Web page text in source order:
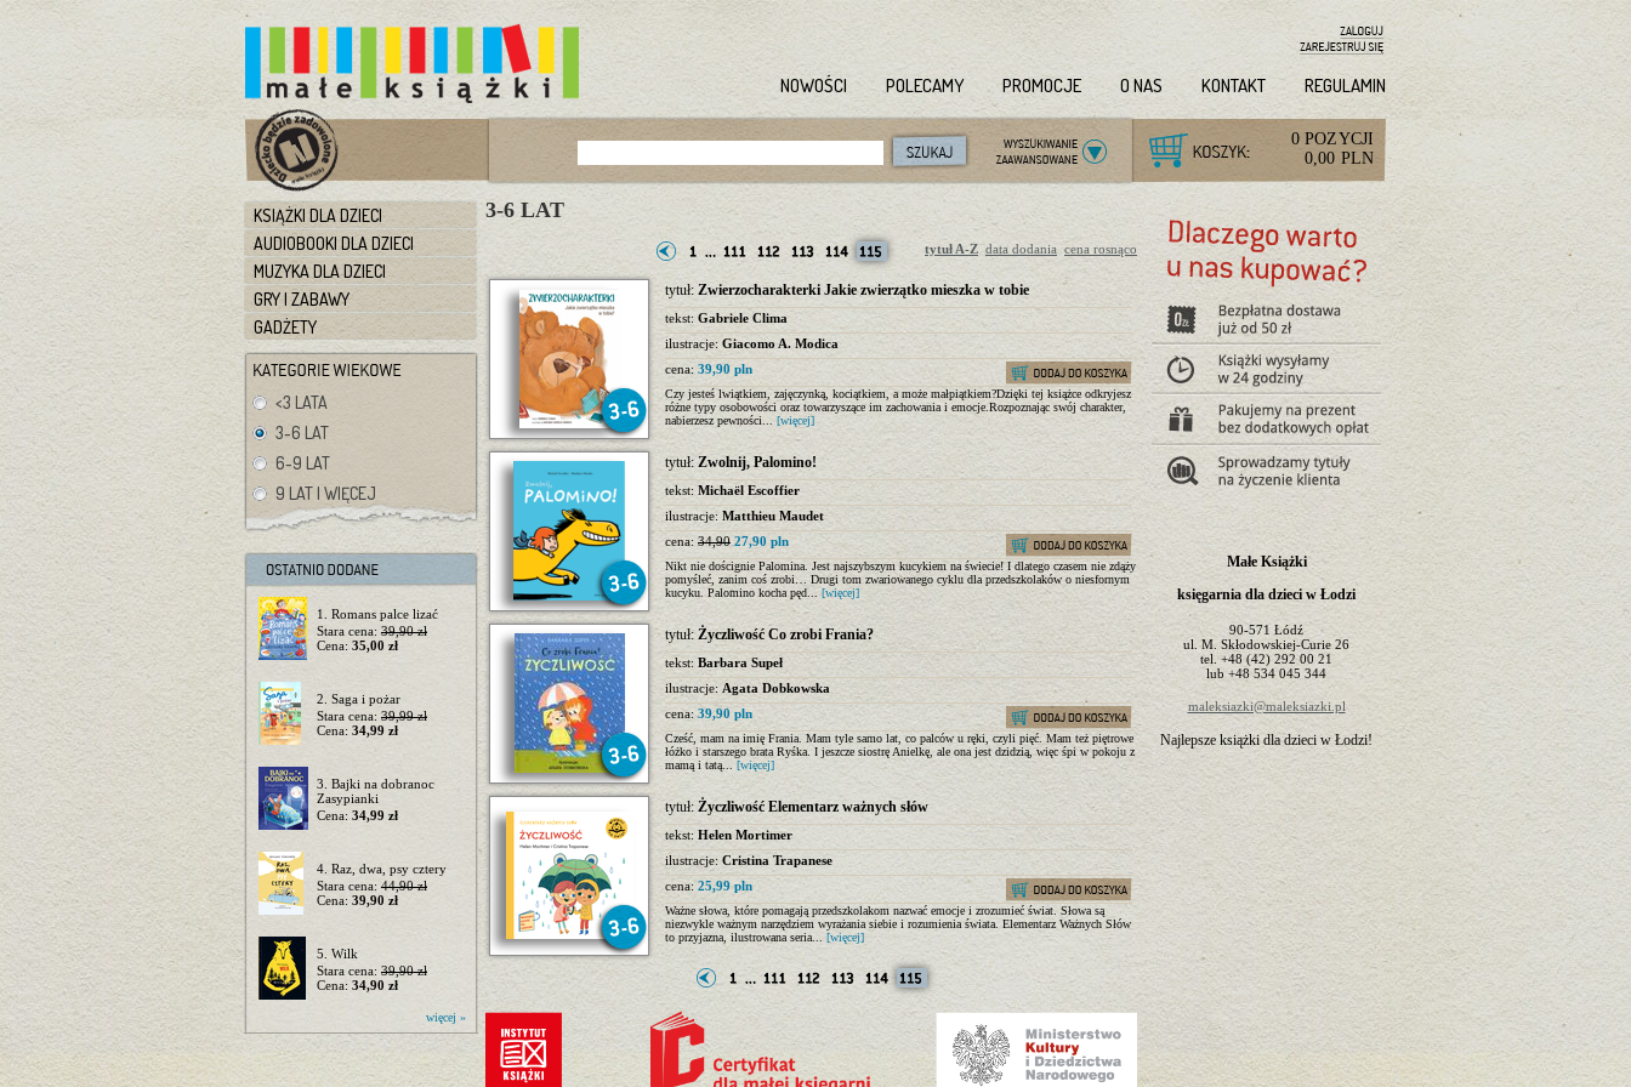
NOWOŚCI POLECAMY PROMOCJE O NAS KONTAKT REGULAMIN
0 POZYCJI
0,00 PLN
KSIĄŻKI DLA DZIECI
AUDIOBOOKI DLA DZIECI
MUZYKA DLA DZIECI
GRY I ZABAWY
GADŻETY
<3 LATA
3-6 LAT
6-9 LAT
9 LAT I WIĘCEJ
1. Romans palce lizać
Stara cena: 39,90 zł
Cena: 35,00 zł
2. Saga i pożar
Stara cena: 39,99 zł
Cena: 34,99 zł
3. Bajki na dobranoc
Zasypianki
Cena: 34,99 zł
4. Raz, dwa, psy cztery
Stara cena: 44,90 zł
Cena: 39,90 zł
5. Wilk
Stara cena: 39,90 zł
Cena: 34,90 zł
więcej »
3-6 LAT
tytuł A-Z data dodania cena rosnąco
tytuł: Zwierzocharakterki Jakie zwierzątko mieszka w tobie
tekst: Gabriele Clima
ilustracje: Giacomo A. Modica
cena: 39,90 pln
Czy jesteś lwiątkiem, zajęczynką, kociątkiem, a może małpiątkiem?Dzięki tej książce odkryjesz
różne typy osobowości oraz towarzyszące im zachowania i emocje.Rozpoznając swój charakter,
nabierzesz pewności... [więcej]
tytuł: Zwolnij, Palomino!
tekst: Michaël Escoffier
ilustracje: Matthieu Maudet
cena: 34,90 27,90 pln
Nikt nie doścignie Palomina. Jest najszybszym kucykiem na świecie! I dlatego czasem nie zdąży
pomyśleć, zanim coś zrobi… Drugi tom zwariowanego cyklu dla przedszkolaków o niesfornym
kucyku. Palomino kocha pęd...[więcej]
tytuł: Życzliwość Co zrobi Frania?
tekst: Barbara Supeł
ilustracje: Agata Dobkowska
cena: 39,90 pln
Cześć, mam na imię Frania. Mam tyle samo lat, co palców u ręki, czyli pięć. Mam też piętrowe
łóżko i starszego brata Ryśka. I jeszcze siostrę Anielkę, ale ona jest dzidzią, więc śpi w pokoju z
mamą i tatą... [więcej]
tytuł: Życzliwość Elementarz ważnych słów
tekst: Helen Mortimer
ilustracje: Cristina Trapanese
cena: 25,99 pln
Ważne słowa, które pomagają przedszkolakom nazwać emocje i zrozumieć świat. Słowa są
niezwykle ważnym narzędziem wyrażania siebie i rozumienia świata. Elementarz Ważnych Słów
to przyjazna, ilustrowana seria... [więcej]
Małe Książki
księgarnia dla dzieci w Łodzi
90-571 Łódź
ul. M. Skłodowskiej-Curie 26
tel.+48 (42) 292 00 21
lub +48 534 045 344
maleksiazki@maleksiazki.pl
Najlepsze książki dla dzieci w Łodzi!